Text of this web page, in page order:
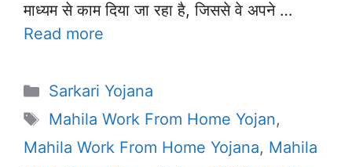
माध्यम से काम दिया जा रहा है, जिससे वे अपने …
Read more
Categories
Sarkari Yojana
Tags
Mahila Work From Home Yojan,
Mahila Work From Home Yojana, Mahila